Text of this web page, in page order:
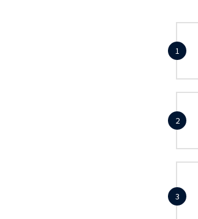
1
2
3